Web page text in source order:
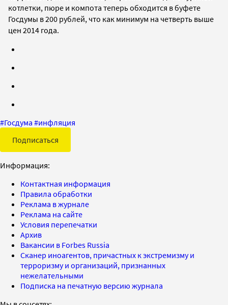
котлетки, пюре и компота теперь обходится в буфете
Госдумы в 200 рублей, что как минимум на четверть выше
цен 2014 года.
#Госдума #инфляция
Подписаться
Информация:
Контактная информация
Правила обработки
Реклама в журнале
Реклама на сайте
Условия перепечатки
Архив
Вакансии в Forbes Russia
Сканер иноагентов, причастных к экстремизму и
терроризму и организаций, признанных
нежелательными
Подписка на печатную версию журнала